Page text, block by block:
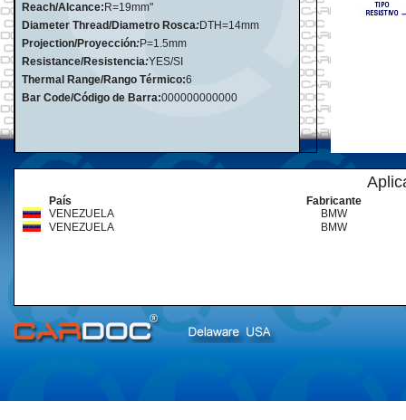
Reach/Alcance: R=19mm"
Diameter Thread/Diametro Rosca:DTH=14mm
Projection/Proyección:P=1.5mm
Resistance/Resistencia:YES/SI
Thermal Range/Rango Térmico:6
Bar Code/Código de Barra:000000000000
País
Fabricante
VENEZUELA
BMW
VENEZUELA
BMW